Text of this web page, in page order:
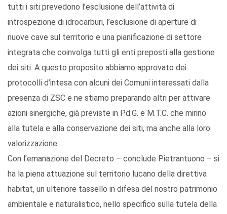
tutti i siti prevedono l’esclusione dell’attività di
introspezione di idrocarburi, l’esclusione di aperture di
nuove cave sul territorio e una pianificazione di settore
integrata che coinvolga tutti gli enti preposti alla gestione
dei siti. A questo proposito abbiamo approvato dei
protocolli d’intesa con alcuni dei Comuni interessati dalla
presenza di ZSC e ne stiamo preparando altri per attivare
azioni sinergiche, già previste in P.d.G. e M.T.C. che mirino
alla tutela e alla conservazione dei siti, ma anche alla loro
valorizzazione.
Con l’emanazione del Decreto – conclude Pietrantuono – si
ha la piena attuazione sul territorio lucano della direttiva
habitat, un ulteriore tassello in difesa del nostro patrimonio
ambientale e naturalistico, nello specifico sulla tutela della